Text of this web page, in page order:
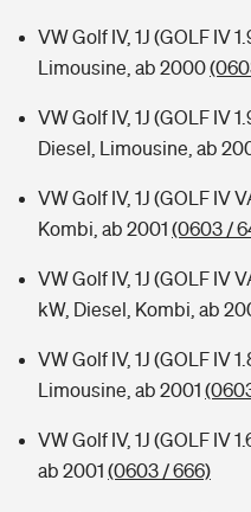
VW Golf IV, 1J (GOLF IV
Limousine, ab 2000
VW Golf IV, 1J (GOLF IV
Diesel, Limousine, ab
VW Golf IV, 1J (GOLF IV
Kombi, ab 2001 (0603 /
VW Golf IV, 1J (GOLF IV
kW, Diesel, Kombi, ab
VW Golf IV, 1J (GOLF IV
Limousine, ab 2001
VW Golf IV, 1J (GOLF IV
ab 2001 (0603 / 666)